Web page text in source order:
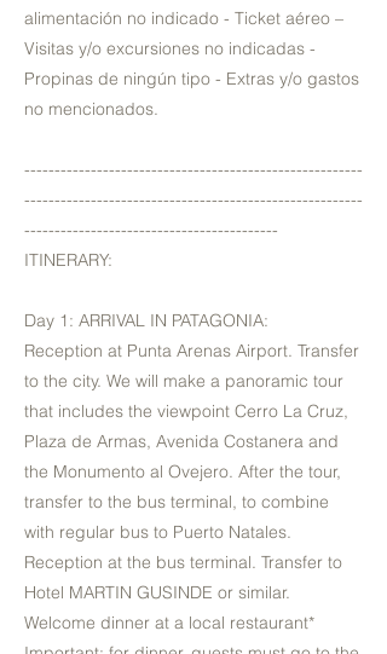
alimentación no indicado - Ticket aéreo –
Visitas y/o excursiones no indicadas -
Propinas de ningún tipo - Extras y/o gastos
no mencionados.
--------------------------------------------------------
--------------------------------------------------------
------------------------------------------
ITINERARY:
Day 1: ARRIVAL IN PATAGONIA:
Reception at Punta Arenas Airport. Transfer
to the city. We will make a panoramic tour
that includes the viewpoint Cerro La Cruz,
Plaza de Armas, Avenida Costanera and
the Monumento al Ovejero. After the tour,
transfer to the bus terminal, to combine
with regular bus to Puerto Natales.
Reception at the bus terminal. Transfer to
Hotel MARTIN GUSINDE or similar.
Welcome dinner at a local restaurant*